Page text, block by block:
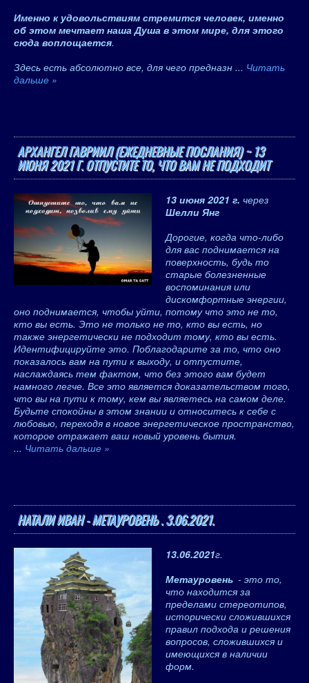
Именно к удовольствиям стремится человек, именно
об этом мечтает наша Душа в этом мире, для этого
сюда воплощается.
Здесь есть абсолютно все, для чего предназн ... Читать
дальше »
АРХАНГЕЛ ГАВРИИЛ (ЕЖЕДНЕВНЫЕ ПОСЛАНИЯ) ~ 13
ИЮНЯ 2021 Г. ОТПУСТИТЕ ТО, ЧТО ВАМ НЕ ПОДХОДИТ
13 июня 2021 г. через
Шелли Янг
Дорогие, когда что-либо
для вас поднимается на
поверхность, будь то
старые болезненные
воспоминания или
дискомфортные энергии,
оно поднимается, чтобы уйти, потому что это не то,
кто вы есть. Это не только не то, кто вы есть, но
также энергетически не подходит тому, кто вы есть.
Идентифицируйте это. Поблагодарите за то, что оно
показалось вам на пути к выходу, и отпустите,
наслаждаясь тем фактом, что без этого вам будет
намного легче. Все это является доказательством того,
что вы на пути к тому, кем вы являетесь на самом деле.
Будьте спокойны в этом знании и относитесь к себе с
любовью, переходя в новое энергетическое пространство,
которое отражает ваш новый уровень бытия.
... Читать дальше »
НАТАЛИ ИВАН - МЕТАУРОВЕНЬ . 3.06.2021.
13.06.2021г.
Метауровень - это то,
что находится за
пределами стереотипов,
исторически сложившихся
правил подхода и решения
вопросов, сложившихся и
имеющихся в наличии
форм.